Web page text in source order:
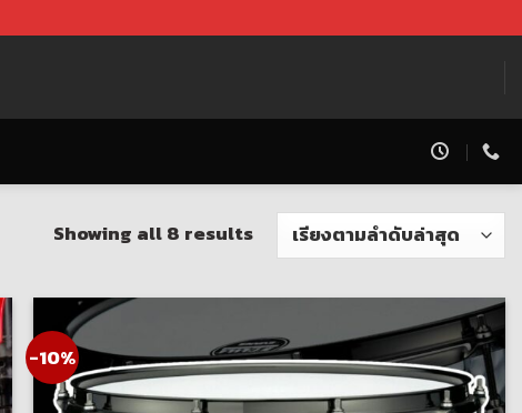
Showing all 8 results
-10%